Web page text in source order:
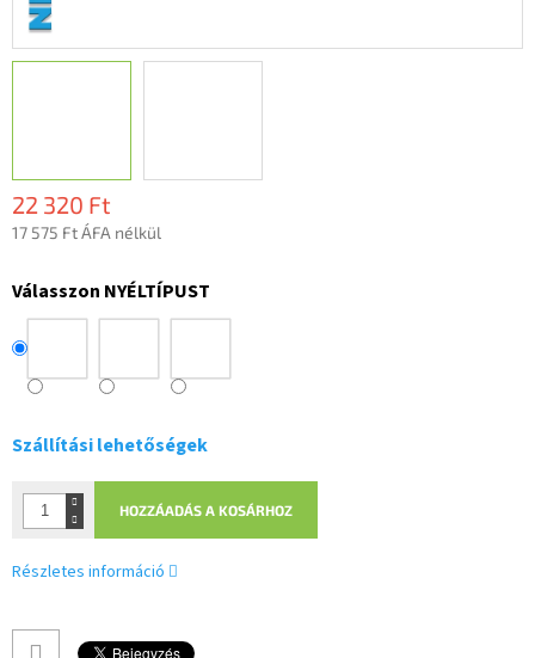
22 320 Ft
17 575 Ft ÁFA nélkül
Válasszon NYÉLTÍPUST
Szállítási lehetőségek
HOZZÁADÁS A KOSÁRHOZ
Részletes információ